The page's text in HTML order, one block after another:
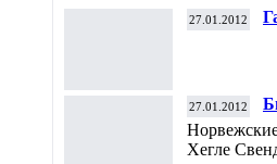
27.01.2012
27.01.2012
Хегле